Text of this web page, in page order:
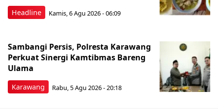
Headline Kamis, 6 Agu 2026 - 06:09
Karawang
Sambangi Persis, Polresta Karawang
Perkuat Sinergi Kamtibmas Bareng
Ulama
Rabu, 5 Agu 2026 - 20:18